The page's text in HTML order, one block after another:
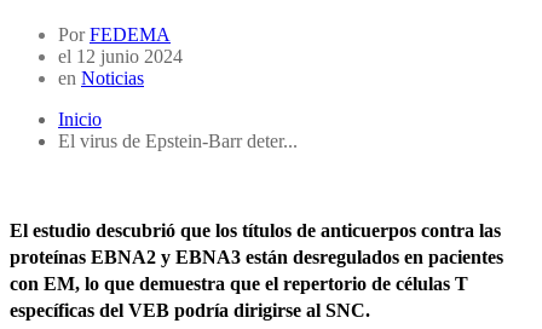
Por FEDEMA
el 12 junio 2024
en Noticias
Inicio
El virus de Epstein-Barr deter...
El estudio descubrió que los títulos de anticuerpos contra las
proteínas EBNA2 y EBNA3 están desregulados en pacientes
con EM, lo que demuestra que el repertorio de células T
específicas del VEB podría dirigirse al SNC.